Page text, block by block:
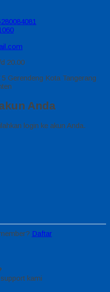
20.00
Gerendeng Kota Tangerang
Anda
login ke akun Anda.
Daftar
kami